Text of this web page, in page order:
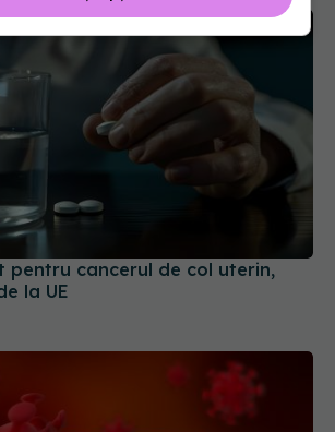
pentru cancerul de col uterin,
la UE